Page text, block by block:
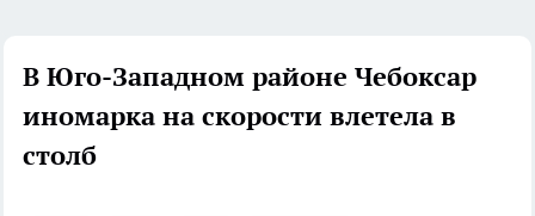
В Юго-Западном районе Чебоксар
иномарка на скорости влетела в
столб